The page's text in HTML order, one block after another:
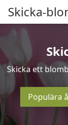
Skicka-
Skicka ett
Populära